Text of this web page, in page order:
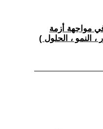
في مواجهة أزمة
، النمو ، الحلول )